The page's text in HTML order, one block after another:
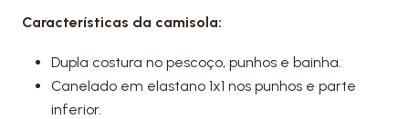
Características da camisola:
Dupla costura no pescoço, punhos e bainha.
Canelado em elastano 1x1 nos punhos e parte
inferior.